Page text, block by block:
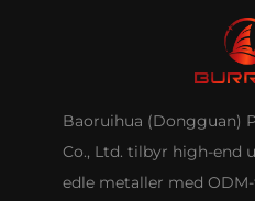
Baoruihua (Dongguan)
Co., Ltd. tilbyr high-end
edle metaller med